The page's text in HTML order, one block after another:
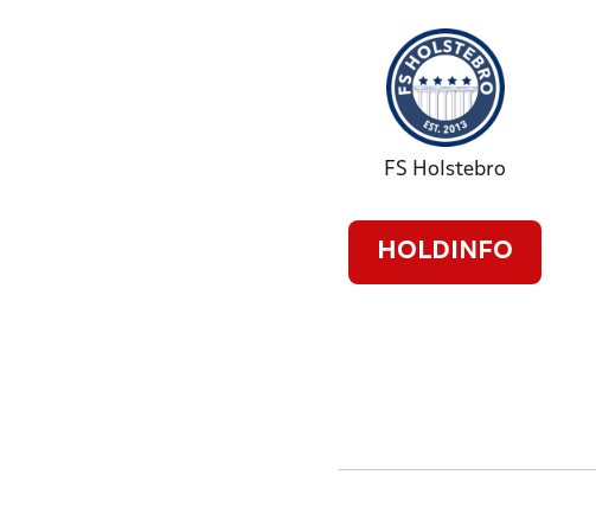
FS Holstebro
HOLDINFO